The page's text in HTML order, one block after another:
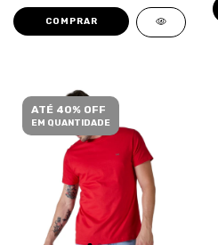
COMPRAR
ATÉ 40% OFF
EM QUANTIDADE